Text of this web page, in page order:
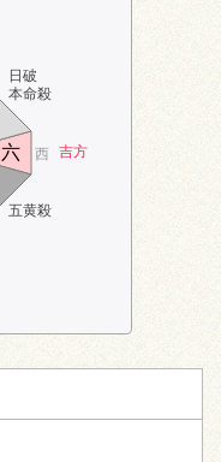
日破
本命殺
吉方
五黄殺
西
六